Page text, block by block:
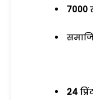
7000
24